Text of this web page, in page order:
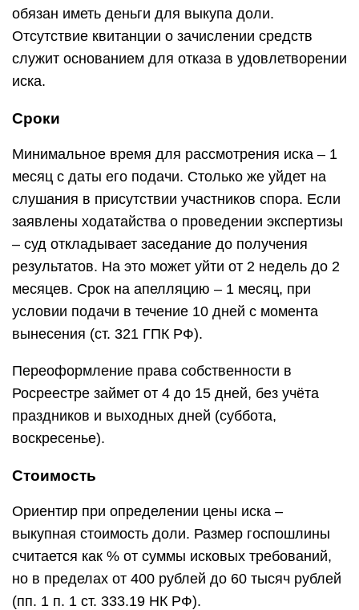
обязан иметь деньги для выкупа доли.
Отсутствие квитанции о зачислении средств
служит основанием для отказа в удовлетворении
иска.
Сроки
Минимальное время для рассмотрения иска – 1
месяц с даты его подачи. Столько же уйдет на
слушания в присутствии участников спора. Если
заявлены ходатайства о проведении экспертизы
– суд откладывает заседание до получения
результатов. На это может уйти от 2 недель до 2
месяцев. Срок на апелляцию – 1 месяц, при
условии подачи в течение 10 дней с момента
вынесения (ст. 321 ГПК РФ).
Переоформление права собственности в
Росреестре займет от 4 до 15 дней, без учёта
праздников и выходных дней (суббота,
воскресенье).
Стоимость
Ориентир при определении цены иска –
выкупная стоимость доли. Размер госпошлины
считается как % от суммы исковых требований,
но в пределах от 400 рублей до 60 тысяч рублей
(пп. 1 п. 1 ст. 333.19 НК РФ).